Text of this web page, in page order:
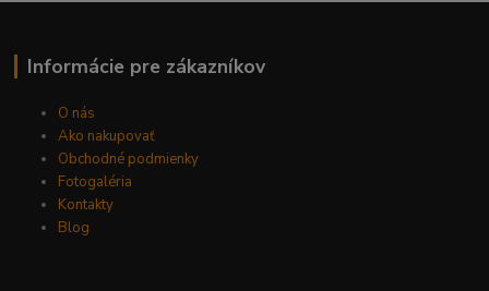
Informácie pre zákazníkov
O nás
Ako nakupovať
Obchodné podmienky
Fotogaléria
Kontakty
Blog